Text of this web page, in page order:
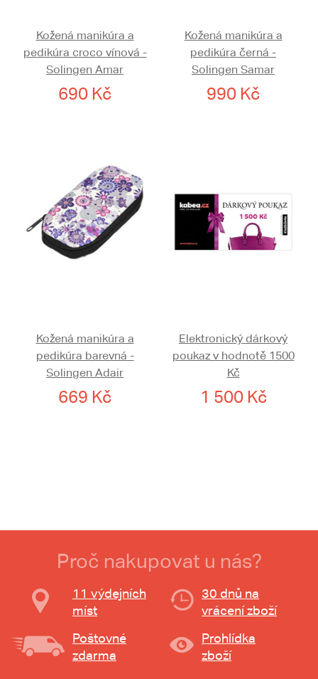
Kožená manikúra a
pedikúra croco vínová -
Solingen Amar
690 Kč
Kožená manikúra a
pedikúra černá -
Solingen Samar
990 Kč
Kožená manikúra a
pedikúra barevná -
Solingen Adair
669 Kč
Elektronický dárkový
poukaz v hodnotě 1500
Kč
1 500 Kč
Proč nakupovat u nás?
11 výdejních
míst
30 dnů na
vrácení zboží
Poštovné
zdarma
Prohlídka
zboží